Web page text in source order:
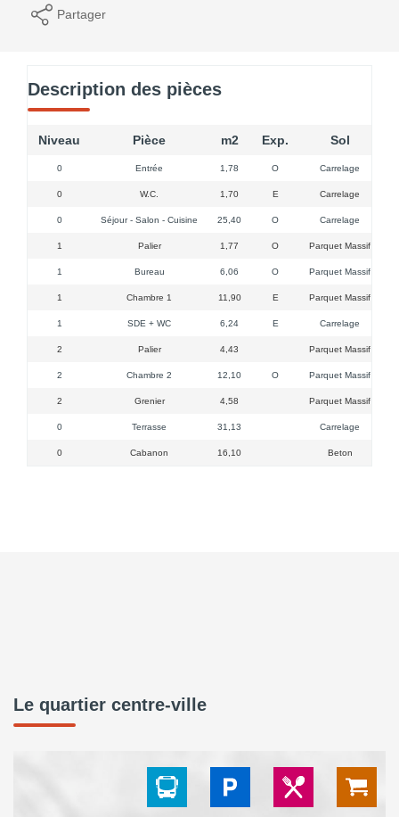
Partager
Description des pièces
Niveau Pièce m2 Exp. Sol
0 Entrée 1,78 O Carrelage
0 W.C. 1,70 E Carrelage
0 Séjour - Salon - Cuisine 25,40 O Carrelage
1 Palier 1,77 O Parquet Massif
1 Bureau 6,06 O Parquet Massif
1 Chambre 1 11,90 E Parquet Massif
1 SDE + WC 6,24 E Carrelage
2 Palier 4,43 Parquet Massif
2 Chambre 2 12,10 O Parquet Massif
2 Grenier 4,58 Parquet Massif
0 Terrasse 31,13 Carrelage
0 Cabanon 16,10 Beton
Le quartier centre-ville